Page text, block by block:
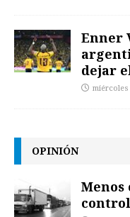
Enner
dejar
miércoles
OPINIÓN
Menos